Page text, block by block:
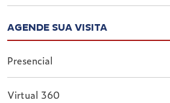
AGENDE SUA VISITA
Presencial
Virtual 360